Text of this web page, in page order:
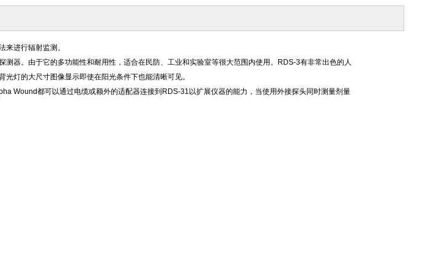
来进行辐射监测。
器。由于它的多功能性和耐用性，适合在民防、工业和实验室等很大范围内使用。RDS-3有非常出色的人
灯的大尺寸图像显示即使在阳光条件下也能清晰可见。
Wound都可以通过电缆或额外的适配器连接到RDS-31以扩展仪器的能力，当使用外接探头同时测量剂量